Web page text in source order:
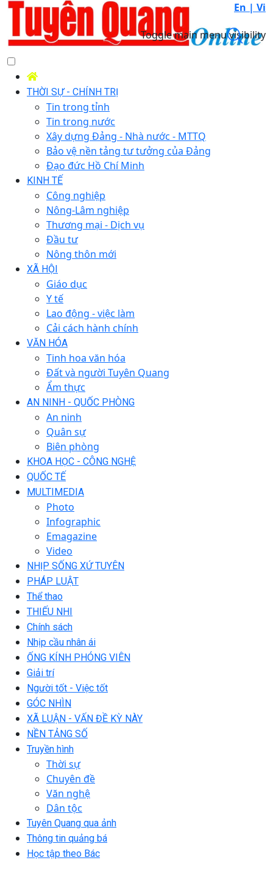
En | Vi
Toggle main menu visibility
THỜI SỰ - CHÍNH TRỊ
Tin trong tỉnh
Tin trong nước
Xây dựng Đảng - Nhà nước - MTTQ
Bảo vệ nền tảng tư tưởng của Đảng
Đạo đức Hồ Chí Minh
KINH TẾ
Công nghiệp
Nông-Lâm nghiệp
Thương mại - Dịch vụ
Đầu tư
Nông thôn mới
XÃ HỘI
Giáo dục
Y tế
Lao động - việc làm
Cải cách hành chính
VĂN HÓA
Tinh hoa văn hóa
Đất và người Tuyên Quang
Ẩm thực
AN NINH - QUỐC PHÒNG
An ninh
Quân sự
Biên phòng
KHOA HỌC - CÔNG NGHỆ
QUỐC TẾ
MULTIMEDIA
Photo
Infographic
Emagazine
Video
NHỊP SỐNG XỨ TUYÊN
PHÁP LUẬT
Thể thao
THIẾU NHI
Chính sách
Nhịp cầu nhân ái
ỐNG KÍNH PHÓNG VIÊN
Giải trí
Người tốt - Việc tốt
GÓC NHÌN
XÃ LUẬN - VẤN ĐỀ KỲ NÀY
NỀN TẢNG SỐ
Truyền hình
Thời sự
Chuyên đề
Văn nghệ
Dân tộc
Tuyên Quang qua ảnh
Thông tin quảng bá
Học tập theo Bác